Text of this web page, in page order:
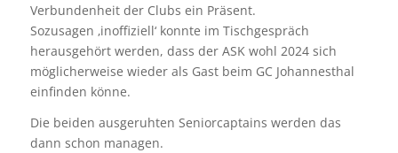
Verbundenheit der Clubs ein Präsent.
Sozusagen ‚inoffiziell‘ konnte im Tischgespräch
herausgehört werden, dass der ASK wohl 2024 sich
möglicherweise wieder als Gast beim GC Johannesthal
einfinden könne.
Die beiden ausgeruhten Seniorcaptains werden das
dann schon managen.